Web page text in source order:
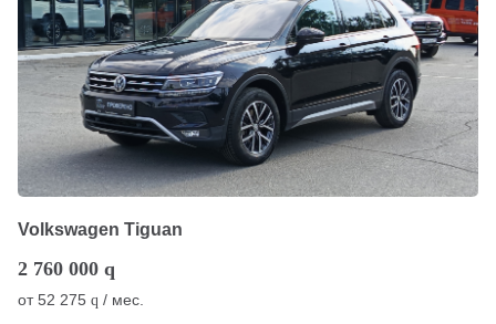
Volkswagen Tiguan
2 760 000 q
от52 275 q / мес.